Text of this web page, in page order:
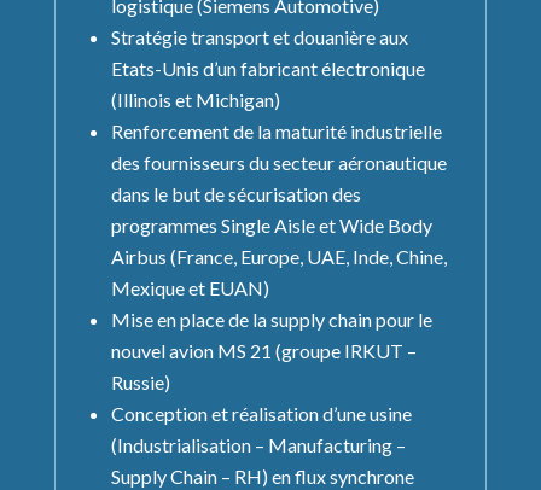
logistique (Siemens Automotive)
Stratégie transport et douanière aux
Etats-Unis d’un fabricant électronique
(Illinois et Michigan)
Renforcement de la maturité industrielle
des fournisseurs du secteur aéronautique
dans le but de sécurisation des
programmes Single Aisle et Wide Body
Airbus (France, Europe, UAE, Inde, Chine,
Mexique et EUAN)
Mise en place de la supply chain pour le
nouvel avion MS 21 (groupe IRKUT –
Russie)
Conception et réalisation d’une usine
(Industrialisation – Manufacturing –
Supply Chain – RH) en flux synchrone